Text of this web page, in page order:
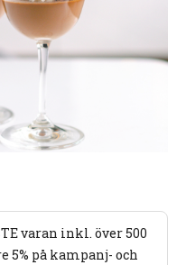
varan inkl. över 500
5% på kampanj- och